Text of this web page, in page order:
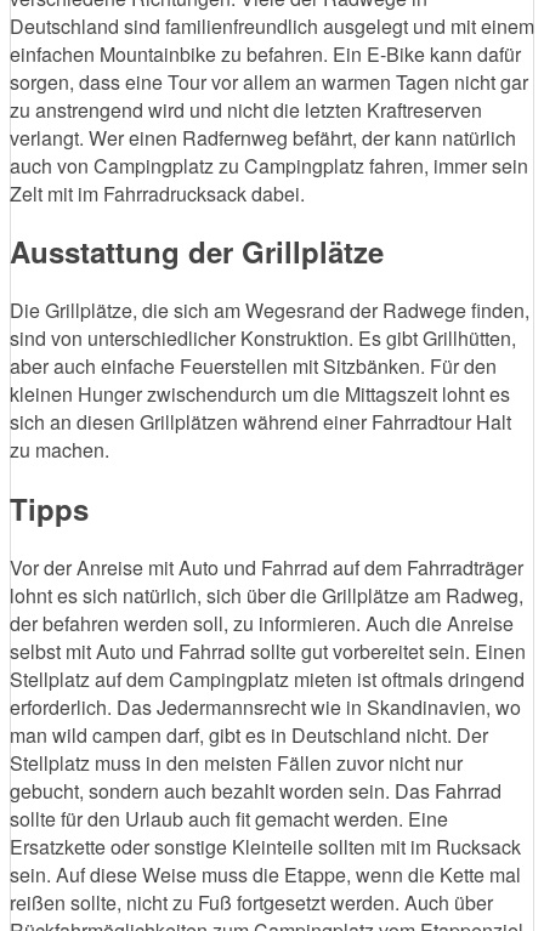
Deutschland sind familienfreundlich ausgelegt und mit einem
einfachen Mountainbike zu befahren. Ein E-Bike kann dafür
sorgen, dass eine Tour vor allem an warmen Tagen nicht gar
zu anstrengend wird und nicht die letzten Kraftreserven
verlangt. Wer einen Radfernweg befährt, der kann natürlich
auch von Campingplatz zu Campingplatz fahren, immer sein
Zelt mit im Fahrradrucksack dabei.
Ausstattung der Grillplätze
Die Grillplätze, die sich am Wegesrand der Radwege finden,
sind von unterschiedlicher Konstruktion. Es gibt Grillhütten,
aber auch einfache Feuerstellen mit Sitzbänken. Für den
kleinen Hunger zwischendurch um die Mittagszeit lohnt es
sich an diesen Grillplätzen während einer Fahrradtour Halt
zu machen.
Tipps
Vor der Anreise mit Auto und Fahrrad auf dem Fahrradträger
lohnt es sich natürlich, sich über die Grillplätze am Radweg,
der befahren werden soll, zu informieren. Auch die Anreise
selbst mit Auto und Fahrrad sollte gut vorbereitet sein. Einen
Stellplatz auf dem Campingplatz mieten ist oftmals dringend
erforderlich. Das Jedermannsrecht wie in Skandinavien, wo
man wild campen darf, gibt es in Deutschland nicht. Der
Stellplatz muss in den meisten Fällen zuvor nicht nur
gebucht, sondern auch bezahlt worden sein. Das Fahrrad
sollte für den Urlaub auch fit gemacht werden. Eine
Ersatzkette oder sonstige Kleinteile sollten mit im Rucksack
sein. Auf diese Weise muss die Etappe, wenn die Kette mal
reißen sollte, nicht zu Fuß fortgesetzt werden. Auch über